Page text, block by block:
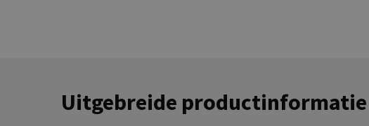
Uitgebreide productinformatie